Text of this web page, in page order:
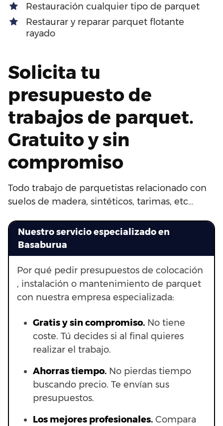
Restauración cualquier tipo de parquet
Restaurar y reparar parquet flotante
rayado
Solicita tu
presupuesto de
trabajos de parquet.
Gratuito y sin
compromiso
Todo trabajo de parquetistas relacionado con
suelos de madera, sintéticos, tarimas, etc…
Nuestro servicio especializado en
Basaburua
Por qué pedir presupuestos de colocación
, instalación o mantenimiento de parquet
con nuestra empresa especializada:
Gratis y sin compromiso. No tiene
coste. Tú decides si al final quieres
realizar el trabajo.
Ahorras tiempo. No pierdas tiempo
buscando precio. Te envían sus
presupuestos.
Los mejores profesionales. Compara